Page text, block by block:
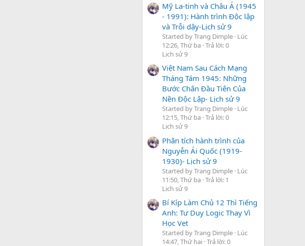
Mỹ La-tinh và Châu Á (1945
- 1991): Hành trình Độc lập
và Trỗi dậy-Lịch sử 9
Started by Trang Dimple Lúc
12:26, Thứ ba Trả lời: 0
Lịch sử 9
Việt Nam Sau Cách Mạng
Tháng Tám 1945: Những
Bước Chân Đầu Tiên Của
Nền Độc Lập- Lịch sử 9
Started by Trang Dimple Lúc
12:15, Thứ ba Trả lời: 0
Lịch sử 9
Phân tích hành trình của
Nguyễn Ái Quốc (1919-
1930)- Lịch sử 9
Started by Trang Dimple Lúc
11:50, Thứ ba Trả lời: 1
Lịch sử 9
Bí Kíp Làm Chủ 12 Thì Tiếng
Anh: Tư Duy Logic Thay Vì
Học Vẹt
Started by Trang Dimple Lúc
14:47, Thứ hai Trả lời: 0